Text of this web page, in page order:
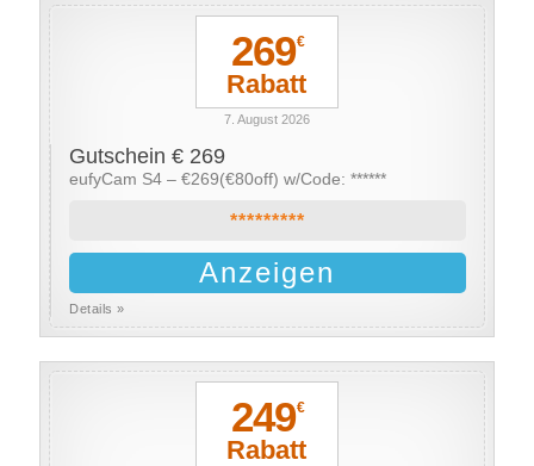
269€
Rabatt
7. August 2026
Gutschein € 269
eufyCam S4 – €269(€80off) w/Code: ******
*********
Anzeigen
Details »
249€
Rabatt